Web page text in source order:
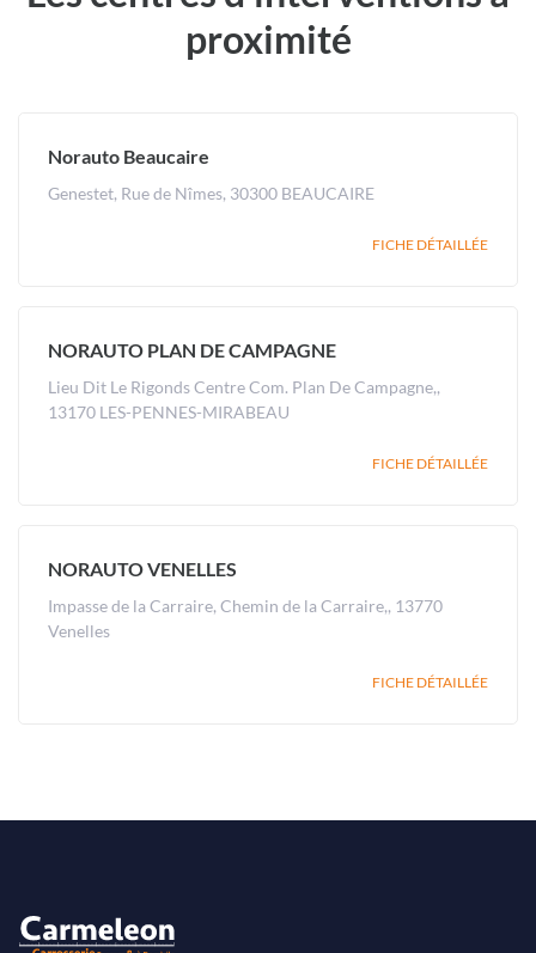
proximité
Norauto Beaucaire
Genestet, Rue de Nîmes, 30300 BEAUCAIRE
FICHE DÉTAILLÉE
NORAUTO PLAN DE CAMPAGNE
Lieu Dit Le Rigonds Centre Com. Plan De Campagne,,
13170 LES-PENNES-MIRABEAU
FICHE DÉTAILLÉE
NORAUTO VENELLES
Impasse de la Carraire, Chemin de la Carraire,, 13770
Venelles
FICHE DÉTAILLÉE